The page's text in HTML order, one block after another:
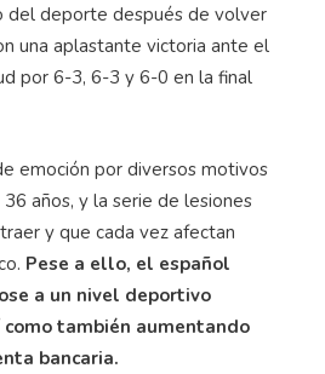
del deporte después de volver
una aplastante victoria ante el
por 6-3, 6-3 y 6-0 en la final
emoción por diversos motivos
años, y la serie de lesiones
y que cada vez afectan
Pese a ello, el español
a un nivel deportivo
también aumentando
bancaria.